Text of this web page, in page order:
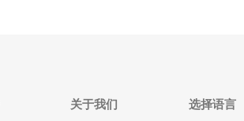
关于我们 选择语言